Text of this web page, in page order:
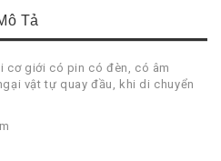
Tả
cơ giới có pin có đèn, có âm
vật tự quay đầu, khi di chuyển